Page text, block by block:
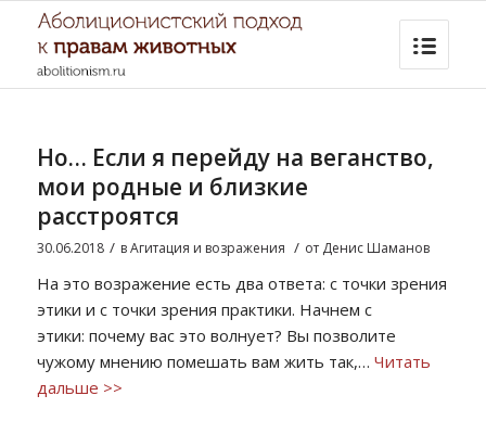
Но… Если я перейду на веганство,
мои родные и близкие
расстроятся
30.06.2018 / вАгитация и возражения / от Денис Шаманов
На это возражение есть два ответа: с точки зрения
этики и с точки зрения практики. Начнем с
этики: почему вас это волнует? Вы позволите
чужому мнению помешать вам жить так,… Читать
дальше >>